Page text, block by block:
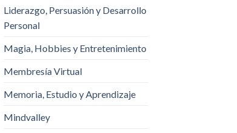
Liderazgo, Persuasión y Desarrollo
Personal
Magia, Hobbies y Entretenimiento
Membresía Virtual
Memoria, Estudio y Aprendizaje
Mindvalley